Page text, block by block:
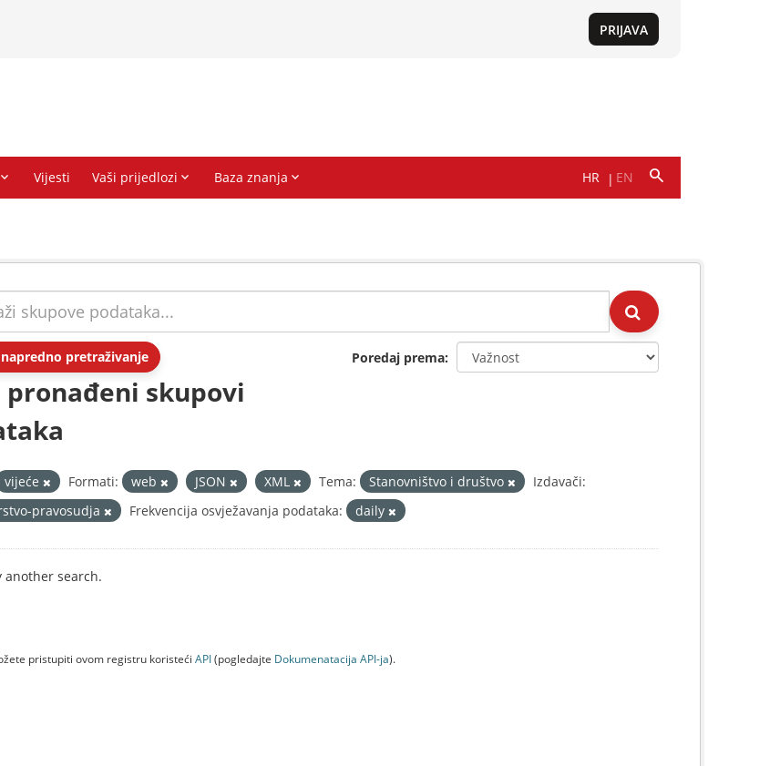
pretraživanje Poredaj prema
pronađeni skupovi
vijeće Formati: web JSON XML Tema: Stanovništvo i društvo
Izdavači:
pravosudja
Frekvencija osvježavanja podataka: daily
another search.
pristupiti ovom registru koristeći API(pogledajte Dokumenаtаcijа API-jа).